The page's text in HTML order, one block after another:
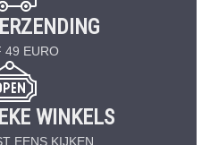
49 EURO
WINKELS
EENS KIJKEN